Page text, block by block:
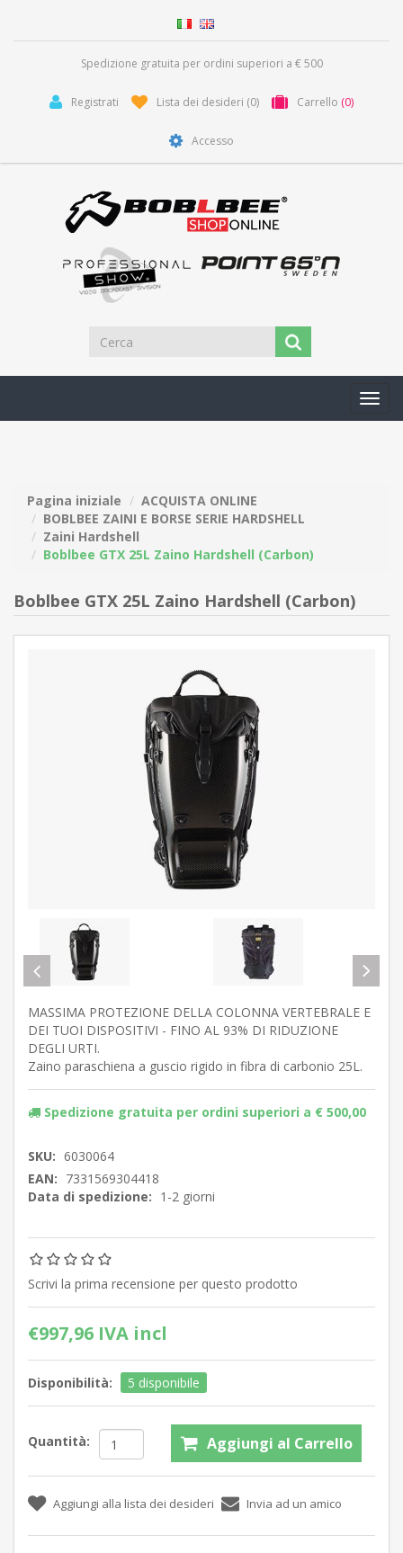
Spedizione gratuita per ordini superiori a € 500
Registrati Lista dei desideri (0) Carrello (0)
Accesso
Pagina iniziale
ACQUISTA ONLINE
BOBLBEE ZAINI E BORSE SERIE HARDSHELL
Zaini Hardshell
Boblbee GTX 25L Zaino Hardshell (Carbon)
Boblbee GTX 25L Zaino Hardshell (Carbon)
MASSIMA PROTEZIONE DELLA COLONNA VERTEBRALE E
DEI TUOI DISPOSITIVI - FINO AL 93% DI RIDUZIONE
DEGLI URTI.
Zaino paraschiena a guscio rigido in fibra di carbonio 25L.
Spedizione gratuita per ordini superiori a € 500,00
SKU: 6030064
EAN: 7331569304418
Data di spedizione: 1-2 giorni
Scrivi la prima recensione per questo prodotto
€997,96 IVA incl
Disponibilità: 5 disponibile
Quantità: